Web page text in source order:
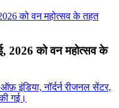
2026 को वन महोत्सव के